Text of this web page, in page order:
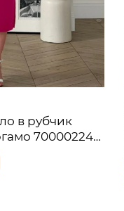
в рубчик
700002246